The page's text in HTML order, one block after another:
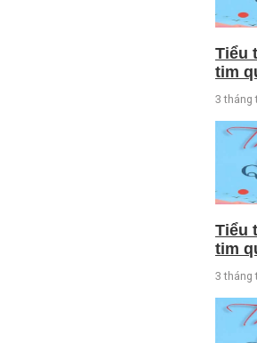
Tiểu
tim
3 tháng
Tiểu
tim
3 tháng